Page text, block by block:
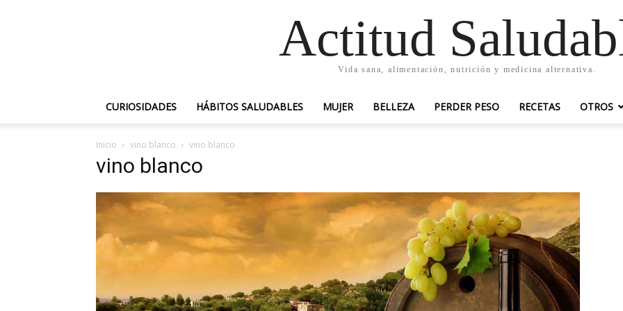
Actitud
Vida sana, alimentación, nutrición y medicina alternativa.
CURIOSIDADES HÁBITOS SALUDABLES MUJER BELLEZA PERDER PESO RECETAS OTROS
Inicio vino blanco vino blanco
vino blanco